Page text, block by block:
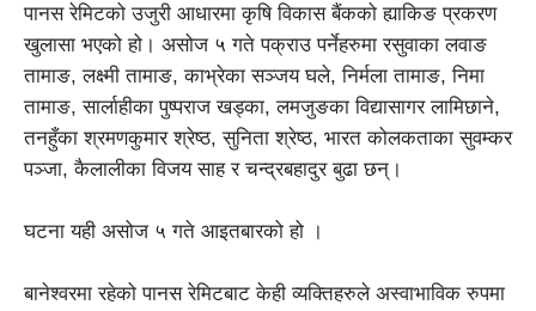
पानस रेमिटको उजुरी आधारमा कृषि विकास बैंकको ह्याकिङ प्रकरण
खुलासा भएको हो। असोज ५ गते पक्राउ पर्नेहरुमा रसुवाका लवाङ
तामाङ, लक्ष्मी तामाङ, काभ्रेका सञ्जय घले, निर्मला तामाङ, निमा
तामाङ, सार्लाहीका पुष्पराज खड्का, लमजुङका विद्यासागर लामिछाने,
तनहुँका श्रमणकुमार श्रेष्ठ, सुनिता श्रेष्ठ, भारत कोलकताका सुवम्कर
पञ्जा, कैलालीका विजय साह र चन्द्रबहादुर बुढा छन्।
घटना यही असोज ५ गते आइतबारको हो ।
बानेश्वरमा रहेको पानस रेमिटबाट केही व्यक्तिहरुले अस्वाभाविक रुपमा